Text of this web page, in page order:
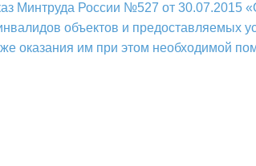
Минтруда России №527 от 30.07.2015
объектов и предоставляемых
оказания им при этом необходимой